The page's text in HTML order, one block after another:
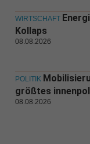
WIRTSCHAFT
Kollaps
08.08.2026
POLITIK
größtes
08.08.2026